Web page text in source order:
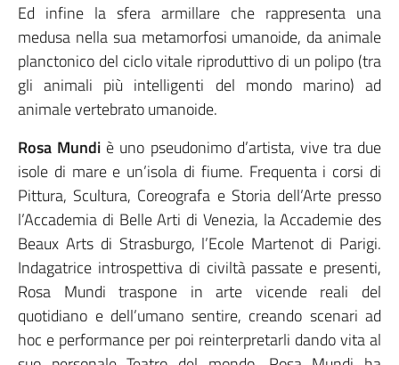
Ed infine la sfera armillare che rappresenta una
medusa nella sua metamorfosi umanoide, da animale
planctonico del ciclo vitale riproduttivo di un polipo (tra
gli animali più intelligenti del mondo marino) ad
animale vertebrato umanoide.
Rosa Mundi è uno pseudonimo d’artista, vive tra due
isole di mare e un’isola di fiume. Frequenta i corsi di
Pittura, Scultura, Coreografa e Storia dell’Arte presso
l’Accademia di Belle Arti di Venezia, la Accademie des
Beaux Arts di Strasburgo, l’Ecole Martenot di Parigi.
Indagatrice introspettiva di civiltà passate e presenti,
Rosa Mundi traspone in arte vicende reali del
quotidiano e dell’umano sentire, creando scenari ad
hoc e performance per poi reinterpretarli dando vita al